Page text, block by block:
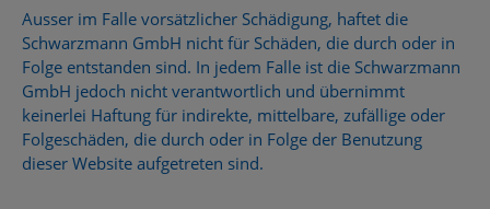
Ausser im Falle vorsätzlicher Schädigung, haftet die
Schwarzmann GmbH nicht für Schäden, die durch oder in
Folge entstanden sind. In jedem Falle ist die Schwarzmann
GmbH jedoch nicht verantwortlich und übernimmt
keinerlei Haftung für indirekte, mittelbare, zufällige oder
Folgeschäden, die durch oder in Folge der Benutzung
dieser Website aufgetreten sind.